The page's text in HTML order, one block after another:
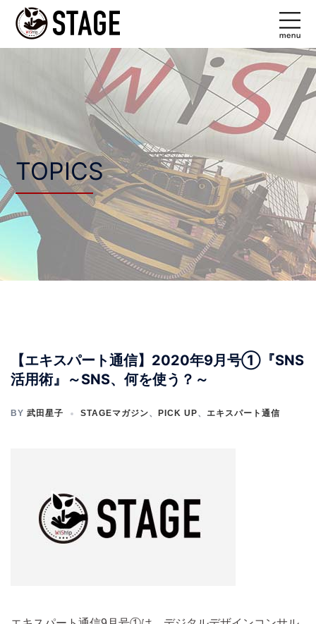
プ
TOPICS
【エキスパート通信】2020年9月号①『SNS
活用術』～SNS、何を使う？～
BY 武田星子 STAGEマガジン、 PICK UP、 エキスパート通信